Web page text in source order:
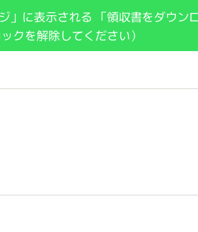
」に表示される 「領収書をダウン
クを解除してください）